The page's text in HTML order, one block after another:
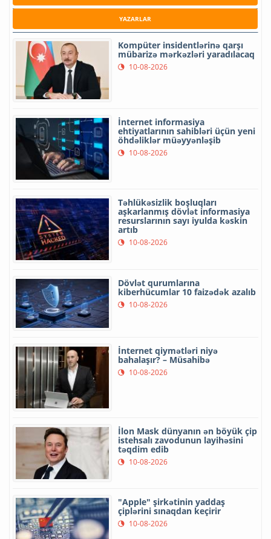
YAZARLAR
Kompüter insidentlərinə qarşı
mübarizə mərkəzləri yaradılacaq
10-08-2026
İnternet informasiya
ehtiyatlarının sahibləri üçün yeni
öhdəliklər müəyyənləşib
10-08-2026
Təhlükəsizlik boşluqları
aşkarlanmış dövlət informasiya
resurslarının sayı iyulda kəskin
artıb
10-08-2026
Dövlət qurumlarına
kiberhücumlar 10 faizədək azalıb
10-08-2026
İnternet qiymətləri niyə
bahalaşır? – Müsahibə
10-08-2026
İlon Mask dünyanın ən böyük çip
istehsalı zavodunun layihəsini
təqdim edib
10-08-2026
"Apple" şirkətinin yaddaş
çiplərini sınaqdan keçirir
10-08-2026